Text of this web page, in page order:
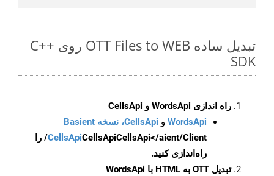
تبدیل ساده OTT Files to WEB روی C++
SDK
راه اندازی WordsApi و CellsApi
WordsApi و CellsApi، نسخه Basient
CellsApiCellsApi
CellsApi</aient/Client/ را
راه‌اندازی کنید.
تبدیل OTT به HTML با WordsApi